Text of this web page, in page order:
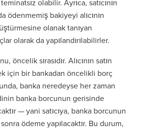
olabilir. Ayrıca, satıcının
ödenmemiş bakiyeyi alıcının
olanak tanıyan
olarak da yapılandırılabilirler.
öncelik sırasıdır. Alıcının satın
için bir bankadan öncelikli borç
banka neredeyse her zaman
banka borcunun gerisinde
— yani satıcıya, banka borcunun
ödeme yapılacaktır. Bu durum,